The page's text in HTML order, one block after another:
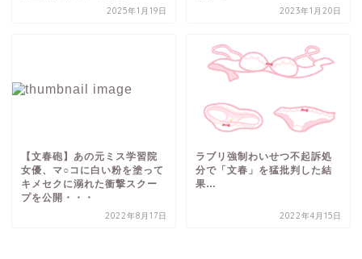
2025年1月19日 2023年1月20日
【文春砲】あの元ミス学習院
女優、マ○コに白い粉を塗って
キメセクに溺れた衝撃スクー
プを公開・・・
2022年8月17日
ラブリ強制わいせつ不起訴処
分で「文春」を猛批判した結
果…
2022年4月15日